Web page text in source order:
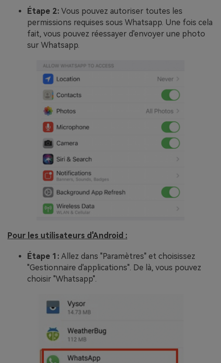
Étape 2: Vous pouvez autoriser toutes les
permissions requises sous Whatsapp. Une fois cela
fait, vous pouvez réessayer d'envoyer une photo
sur Whatsapp.
Pour les utilisateurs d'Android :
Étape 1: Allez dans "Paramètres" et choisissez
"Gestionnaire d'applications". De là, vous pouvez
choisir "Whatsapp".